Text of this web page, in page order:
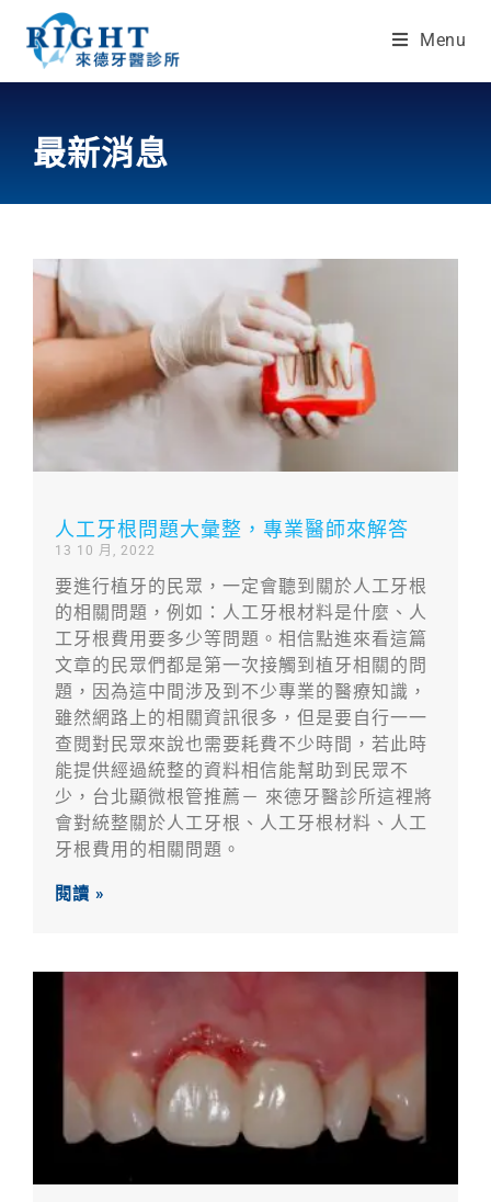
Menu
最新消息
人工牙根問題大彙整，專業醫師來解答
13 10 月, 2022
要進行植牙的民眾，一定會聽到關於人工牙根
的相關問題，例如：人工牙根材料是什麼、人
工牙根費用要多少等問題。相信點進來看這篇
文章的民眾們都是第一次接觸到植牙相關的問
題，因為這中間涉及到不少專業的醫療知識，
雖然網路上的相關資訊很多，但是要自行一一
查閱對民眾來說也需要耗費不少時間，若此時
能提供經過統整的資料相信能幫助到民眾不
少，台北顯微根管推薦－ 來德牙醫診所這裡將
會對統整關於人工牙根、人工牙根材料、人工
牙根費用的相關問題。
閱讀 »